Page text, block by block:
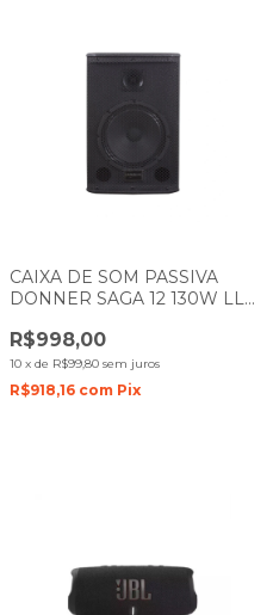
CAIXA DE SOM PASSIVA
DONNER SAGA 12 130W LL
R$998,00
10 xde R$99,80 sem juros
R$918,16 com Pix